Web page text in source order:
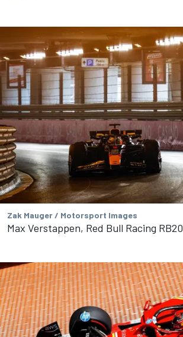
Zak Mauger / Motorsport Images
Max Verstappen, Red Bull Racing RB20